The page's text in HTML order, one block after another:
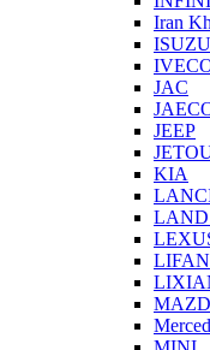
Iran
ISUZU
JAC
JEEP
KIA
LAND
LIFAN